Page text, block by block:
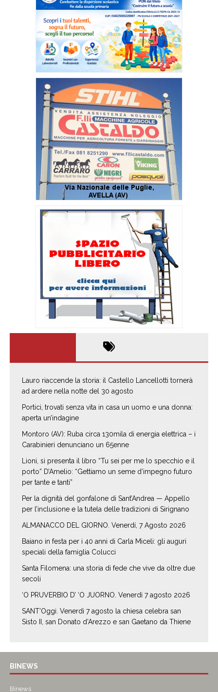
Lauro riaccende la storia: il Castello Lancellotti tornerà
ad ardere nella notte del 30 agosto
Portici, trovati senza vita in casa un uomo e una donna:
aperta un’indagine
Montoro (AV): Ruba circa 130mila di energia elettrica – i
Carabinieri denunciano un 65enne
Lioni, si presenta il libro “Tu sei per me lo specchio e il
porto” D’Amelio: “Gettiamo un seme d’impegno futuro
per tante e tanti”
Per la dignità del gonfalone di Sant’Andrea — Appello
per l’inclusione e la tutela delle tradizioni di Sirignano
ALMANACCO DEL GIORNO. Venerdí, 7 Agosto 2026
Baiano in festa per i 40 anni di Carla Miceli: gli auguri
speciali della famiglia Colucci
Santa Filomena: una storia di fede che vive da oltre due
secoli
‘O PRUVERBIO D’ ‘O JUORNO. Venerdì 7 agosto 2026
SANT’Oggi. Venerdì 7 agosto la chiesa celebra san
Sisto II, san Donato d’Arezzo e san Gaetano da Thiene
BINEWS
Binews